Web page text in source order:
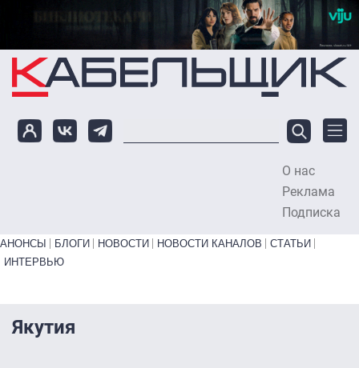
Перейти к основному содержанию
О нас
Реклама
Подписка
Primary links bottom
АНОНСЫ БЛОГИ НОВОСТИ НОВОСТИ КАНАЛОВ
СТАТЬИ
ИНТЕРВЬЮ
Якутия